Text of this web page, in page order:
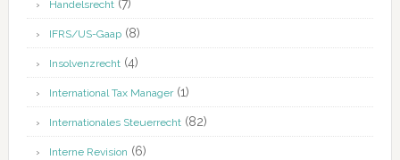
Handelsrecht(7)
IFRS/US-Gaap(8)
Insolvenzrecht(4)
International Tax Manager(1)
Internationales Steuerrecht(82)
Interne Revision (6)